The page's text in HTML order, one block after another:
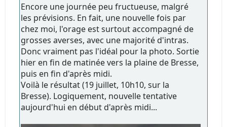
Encore une journée peu fructueuse, malgré
les prévisions. En fait, une nouvelle fois par
chez moi, l'orage est surtout accompagné de
grosses averses, avec une majorité d'intras.
Donc vraiment pas l'idéal pour la photo. Sortie
hier en fin de matinée vers la plaine de Bresse,
puis en fin d'après midi.
Voilà le résultat (19 juillet, 10h10, sur la
Bresse). Logiquement, nouvelle tentative
aujourd'hui en début d'après midi...